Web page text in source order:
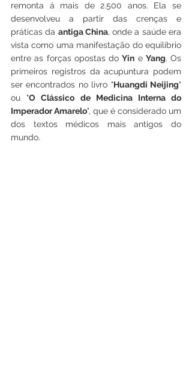
remonta á mais de 2.500 anos. Ela se
desenvolveu a partir das crenças e
práticas da antiga China, onde a saúde era
vista como uma manifestação do equilíbrio
entre as forças opostas do Yin e Yang. Os
primeiros registros da acupuntura podem
ser encontrados no livro "Huangdi Neijing"
ou "O Clássico de Medicina Interna do
Imperador Amarelo", que é considerado um
dos textos médicos mais antigos do
mundo.